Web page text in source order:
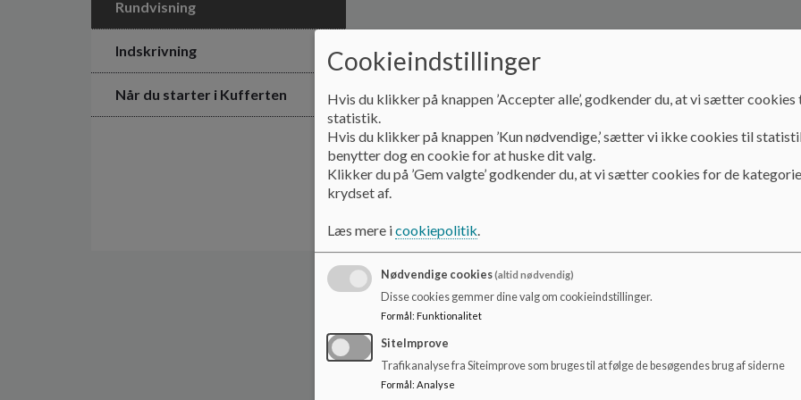
Rundvisning
Indskrivning
Når du starter i Kufferten
Rundvisning
Hvis du/I er interesseret i at besøge os, inden jeres barn
Du tilmelder dig via e-mail på
Mødestedet er ved Kuffertens indgangslåge, som
Hvis der kommer over 10 til rundvisningerne deler vi op i
Vær forberedt på lidt ventetid. Rundvisningen varer cirka
Rundvisninger i 2026
TORSDAG
onsdag
4. marts
Cookieindstillinger
Hvis du klikker på knappen ’Accepter alle’, godkender du, at vi sætter
statistik.
Hvis du klikker på knappen ’Kun nødvendige,’ sætter vi ikke cookies til
benytter dog en cookie for at huske dit valg.
Klikker du på ’Gem valgte’ godkender du, at vi sætter cookies for de
krydset af.
Læs mere icookiepolitik.
Nødvendige cookies(altid nødvendig)
Disse cookies gemmer dine valg om cookieindstillinger.
Formål : Funktionalitet
SiteImprove
Trafikanalyse fra Siteimprove som bruges til at følge de besøgendes brug af siderne
Formål : Analyse